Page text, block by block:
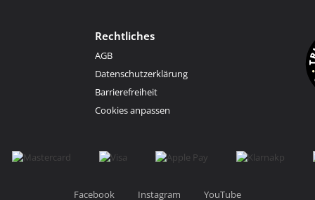
Rechtliches
AGB
Datenschutzerklärung
Barrierefreiheit
Cookies anpassen
Facebook Instagram YouTube